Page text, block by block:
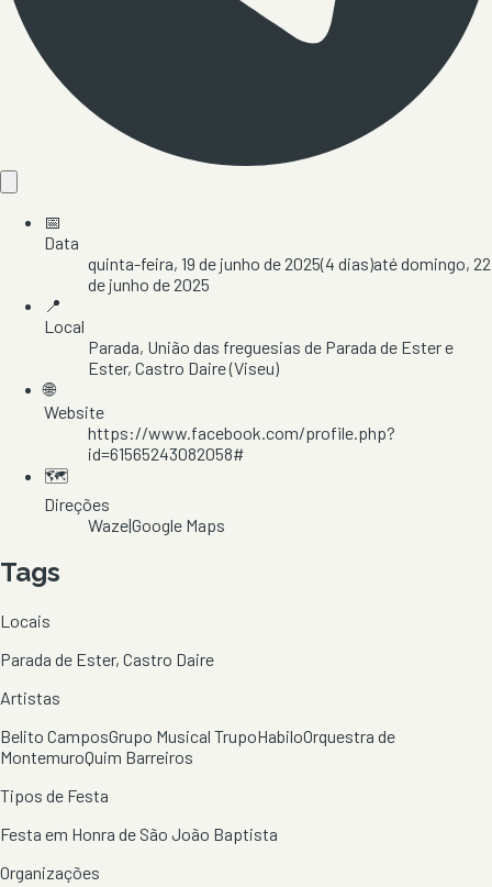
📅
Data
quinta-feira, 19 de junho de 2025(4 dias)atédomingo, 22
de junho de 2025
📍
Local
Parada, União das freguesias de Parada de Ester e
Ester, Castro Daire(Viseu)
🌐
Website
https://www.facebook.com/profile.php?
id=61565243082058#
🗺️
Direções
Waze|Google Maps
Tags
Locais
Parada de Ester, Castro Daire
Artistas
Belito CamposGrupo Musical TrupoHabiloOrquestra de
MontemuroQuim Barreiros
Tipos de Festa
Festa em Honra de São João Baptista
Organizações